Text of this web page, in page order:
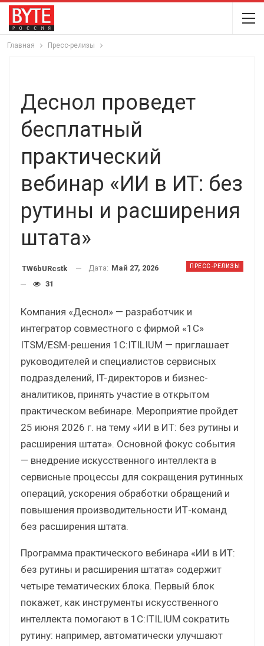
Главная Пресс-релизы
Деснол проведет
бесплатный
практический
вебинар «ИИ в ИТ: без
рутины и расширения
штата»
ПРЕСС-РЕЛИЗЫ
TW6bURcstk Дата: Май 27, 2026
31
Компания «Деснол» — разработчик и
интегратор совместного с фирмой «1С»
ITSM/ESM-решения 1С:ITILIUM — приглашает
руководителей и специалистов сервисных
подразделений, IT-директоров и бизнес-
аналитиков, принять участие в открытом
практическом вебинаре. Мероприятие пройдет
25 июня 2026 г. на тему «ИИ в ИТ: без рутины и
расширения штата». Основной фокус события
— внедрение искусственного интеллекта в
сервисные процессы для сокращения рутинных
операций, ускорения обработки обращений и
повышения производительности ИТ-команд
без расширения штата.
Программа практического вебинара «ИИ в ИТ:
без рутины и расширения штата» содержит
четыре тематических блока. Первый блок
покажет, как инструменты искусственного
интеллекта помогают в 1С:ITILIUM сократить
рутину: например, автоматически улучшают